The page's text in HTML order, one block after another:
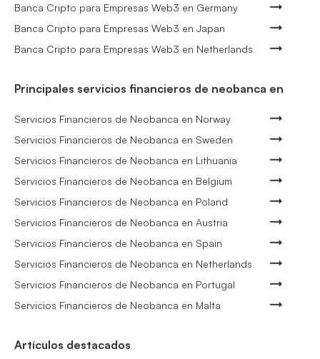
Banca Cripto para Empresas Web3 en Germany
Banca Cripto para Empresas Web3 en Japan
Banca Cripto para Empresas Web3 en Netherlands
Principales servicios financieros de neobanca en
Servicios Financieros de Neobanca en Norway
Servicios Financieros de Neobanca en Sweden
Servicios Financieros de Neobanca en Lithuania
Servicios Financieros de Neobanca en Belgium
Servicios Financieros de Neobanca en Poland
Servicios Financieros de Neobanca en Austria
Servicios Financieros de Neobanca en Spain
Servicios Financieros de Neobanca en Netherlands
Servicios Financieros de Neobanca en Portugal
Servicios Financieros de Neobanca en Malta
Artículos destacados